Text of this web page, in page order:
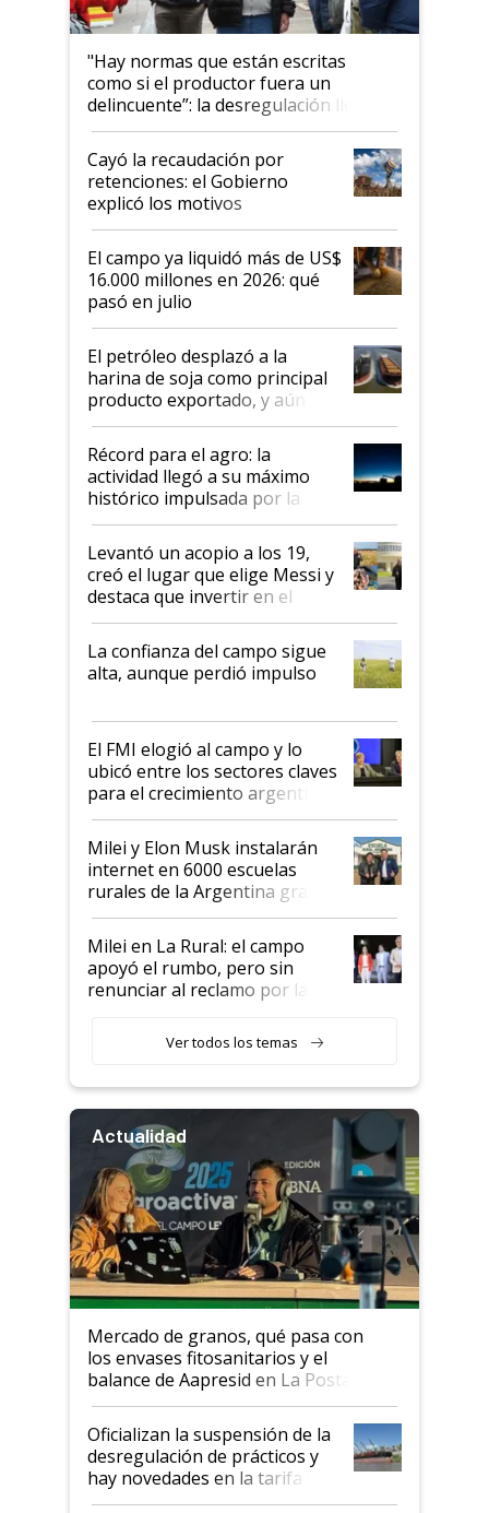
"Hay normas que están escritas
como si el productor fuera un
delincuente”: la desregulación llegó
al Congreso Aapresid y hasta se
habló del financiamiento al IPCVA
Cayó la recaudación por
retenciones: el Gobierno
explicó los motivos
El campo ya liquidó más de US$
16.000 millones en 2026: qué
pasó en julio
El petróleo desplazó a la
harina de soja como principal
producto exportado, y aún así
el agro aportó casi seis de cada
diez dólares y sostuvo el
liderazgo en un semestre
récord
Récord para el agro: la
actividad llegó a su máximo
histórico impulsada por la
cosecha y las exportaciones
Levantó un acopio a los 19,
creó el lugar que elige Messi y
destaca que invertir en el
kirchnerismo era como "darle
plata a un hijo para droga":
Juan Félix Rossetti, el libertario
que de una dura crisis salió
de Milei
La confianza del campo sigue
alta, aunque perdió impulso
El FMI elogió al campo y lo
ubicó entre los sectores claves
para el crecimiento argentino
Milei y Elon Musk instalarán
internet en 6000 escuelas
rurales de la Argentina gracias
a un acuerdo con Starlink
Milei en La Rural: el campo
apoyó el rumbo, pero sin
renunciar al reclamo por las
Ver todos los temas
Actualidad
Mercado de granos, qué pasa con
los envases fitosanitarios y el
balance de Aapresid en La Posta
Oficializan la suspensión de la
desregulación de prácticos y
hay novedades en la tarifa de
la hidrovía